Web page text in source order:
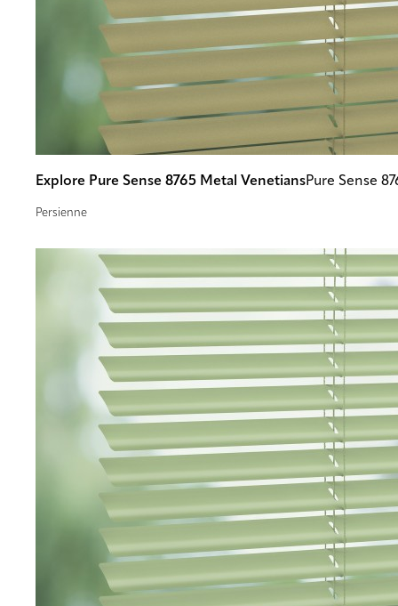
Explore Pure Sense 8765 Metal VenetiansPure Sense
Persienne